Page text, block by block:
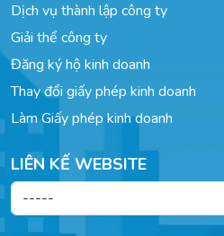
Dịch vụ thành lập công ty
Giải thể công ty
Đăng ký hộ kinh doanh
Thay đổi giấy phép kinh doanh
Làm Giấy phép kinh doanh
LIÊN KẾ WEBSITE